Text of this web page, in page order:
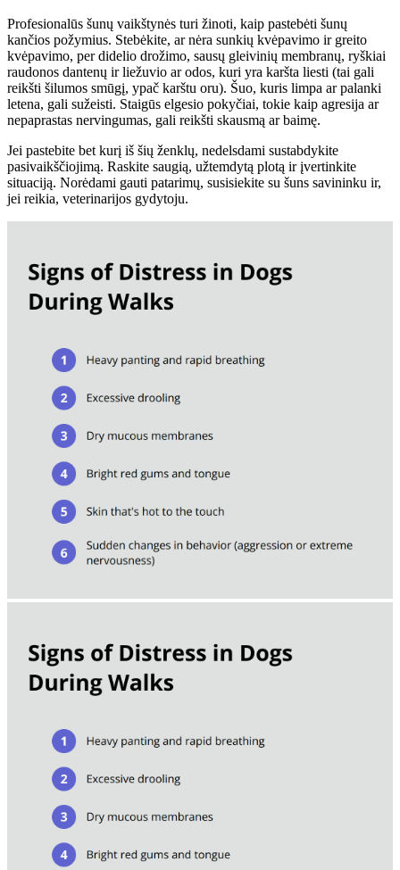
Profesionalūs šunų vaikštynės turi žinoti, kaip pastebėti šunų
kančios požymius. Stebėkite, ar nėra sunkių kvėpavimo ir greito
kvėpavimo, per didelio drožimo, sausų gleivinių membranų, ryškiai
raudonos dantenų ir liežuvio ar odos, kuri yra karšta liesti (tai gali
reikšti šilumos smūgį, ypač karštu oru). Šuo, kuris limpa ar palanki
letena, gali sužeisti. Staigūs elgesio pokyčiai, tokie kaip agresija ar
nepaprastas nervingumas, gali reikšti skausmą ar baimę.
Jei pastebite bet kurį iš šių ženklų, nedelsdami sustabdykite
pasivaikščiojimą. Raskite saugią, užtemdytą plotą ir įvertinkite
situaciją. Norėdami gauti patarimų, susisiekite su šuns savininku ir,
jei reikia, veterinarijos gydytoju.